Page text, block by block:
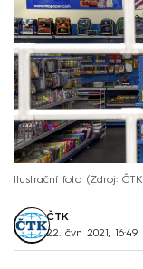
Ilustrační foto Zdroj: ČTK
ČTK
22. čvn 2021, 16:49